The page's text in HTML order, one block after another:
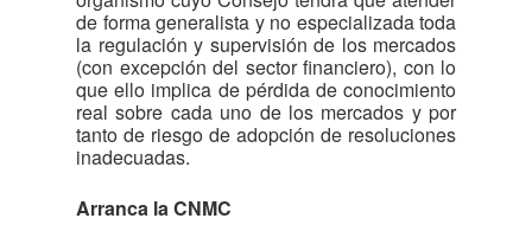
de forma generalista y no especializada toda
la regulación y supervisión de los mercados
(con excepción del sector financiero), con lo
que ello implica de pérdida de conocimiento
real sobre cada uno de los mercados y por
tanto de riesgo de adopción de resoluciones
inadecuadas.
Arranca la CNMC